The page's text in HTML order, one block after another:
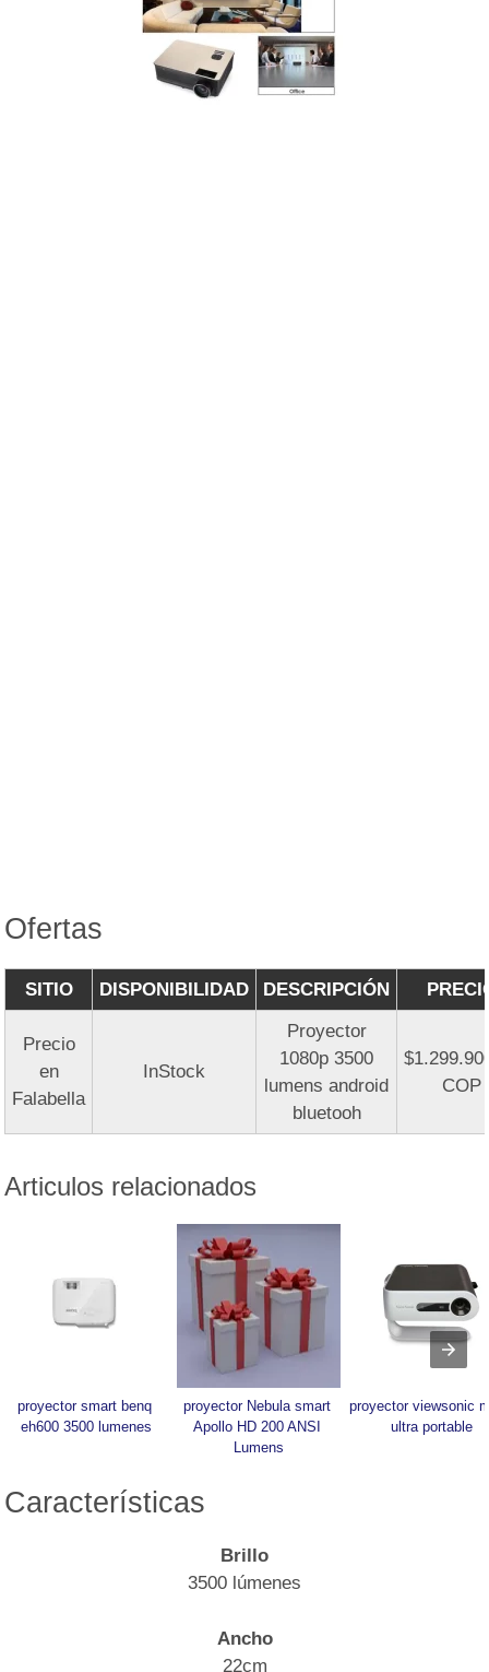
Ofertas
SITIO DISPONIBILIDAD DESCRIPCIÓN
Precio
en
Falabella
InStock
Proyector
1080p 3500
lumens android
bluetooh
COP
Articulos relacionados
proyector smart benq
eh600 3500 lumenes
proyector Nebula smart
Apollo HD 200 ANSI
Lumens
proyector viewsonic
ultra portable
Características
Brillo
3500 lúmenes
Ancho
22cm